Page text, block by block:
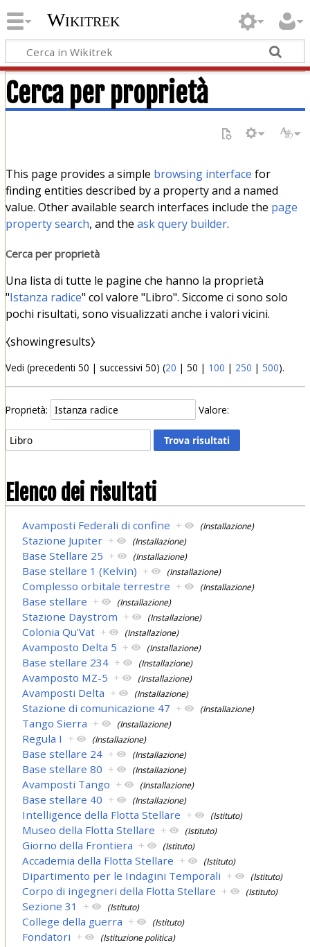
Wikitrek
Cerca per proprietà
This page provides a simple browsing interface for
finding entities described by a property and a named
value. Other available search interfaces include the page
property search, and the ask query builder.
Cerca per proprietà
Una lista di tutte le pagine che hanno la proprietà
"Istanza radice" col valore "Libro". Siccome ci sono solo
pochi risultati, sono visualizzati anche i valori vicini.
⧼showingresults⧽
Vedi (precedenti 50 | successivi 50) (20 | 50 | 100 | 250 | 500).
Proprietà: Valore:
Elenco dei risultati
Avamposti Federali di confine + (Installazione)
Stazione Jupiter + (Installazione)
Base Stellare 25 + (Installazione)
Base stellare 1 (Kelvin) + (Installazione)
Complesso orbitale terrestre + (Installazione)
Base stellare + (Installazione)
Stazione Daystrom + (Installazione)
Colonia Qu'Vat + (Installazione)
Avamposto Delta 5 + (Installazione)
Base stellare 234 + (Installazione)
Avamposto MZ-5 + (Installazione)
Avamposti Delta + (Installazione)
Stazione di comunicazione 47 + (Installazione)
Tango Sierra + (Installazione)
Regula I + (Installazione)
Base stellare 24 + (Installazione)
Base stellare 80 + (Installazione)
Avamposti Tango + (Installazione)
Base stellare 40 + (Installazione)
Intelligence della Flotta Stellare + (Istituto)
Museo della Flotta Stellare + (Istituto)
Giorno della Frontiera + (Istituto)
Accademia della Flotta Stellare + (Istituto)
Dipartimento per le Indagini Temporali + (Istituto)
Corpo di ingegneri della Flotta Stellare + (Istituto)
Sezione 31 + (Istituto)
College della guerra + (Istituto)
Fondatori + (Istituzione politica)